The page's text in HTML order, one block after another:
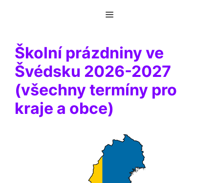
Menu
Školní prázdniny ve
Švédsku 2026-2027
(všechny termíny pro
kraje a obce)